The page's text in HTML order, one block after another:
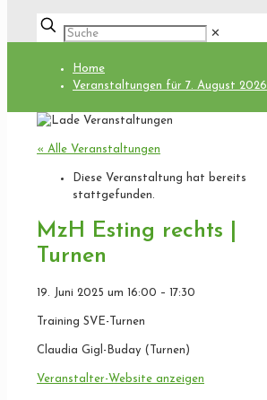
✕
Home
Veranstaltungen für 7. August 2026
« Alle Veranstaltungen
Diese Veranstaltung hat bereits
stattgefunden.
MzH Esting rechts |
Turnen
19. Juni 2025 um 16:00 – 17:30
Training SVE-Turnen
Claudia Gigl-Buday (Turnen)
Veranstalter-Website anzeigen